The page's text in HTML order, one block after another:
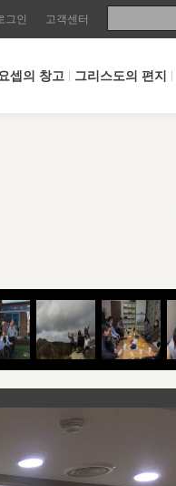
그인 고객센터
요셉의 창고 그리스도의 편지